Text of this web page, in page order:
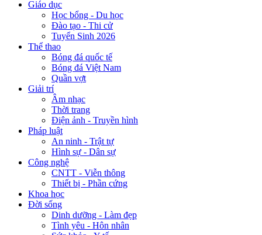
Giáo dục
Học bổng - Du học
Đào tạo - Thi cử
Tuyển Sinh 2026
Thể thao
Bóng đá quốc tế
Bóng đá Việt Nam
Quần vợt
Giải trí
Âm nhạc
Thời trang
Điện ảnh - Truyền hình
Pháp luật
An ninh - Trật tự
Hình sự - Dân sự
Công nghệ
CNTT - Viễn thông
Thiết bị - Phần cứng
Khoa học
Đời sống
Dinh dưỡng - Làm đẹp
Tình yêu - Hôn nhân